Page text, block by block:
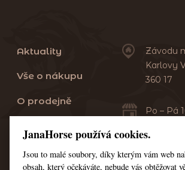
Aktuality
Vše o nákupu
O prodejně
Servis
Závodu
Karlovy
360 17
Po – Pá
+420
JanaHorse používá cookies.
Jsou to malé soubory, díky kterým vám web
obsah, který očekáváte, nebude vás obtěžovat